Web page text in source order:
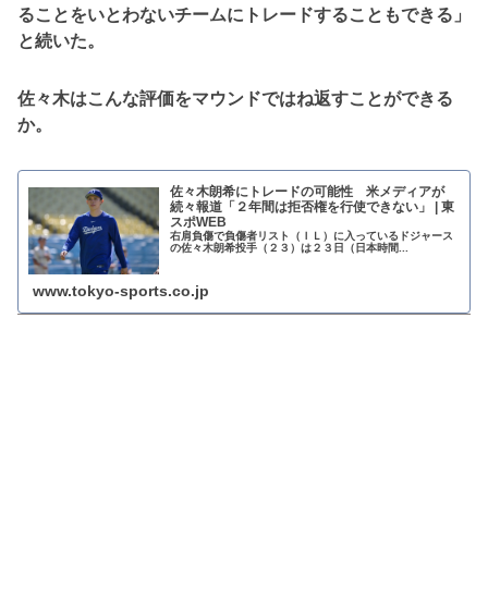
ることをいとわないチームにトレードすることもできる」
と続いた。
佐々木はこんな評価をマウンドではね返すことができる
か。
佐々木朗希にトレードの可能性 米メディアが
続々報道「２年間は拒否権を行使できない」 | 東
スポWEB
右肩負傷で負傷者リスト（ＩＬ）に入っているドジャース
の佐々木朗希投手（２３）は２３日（日本時間...
www.tokyo-sports.co.jp